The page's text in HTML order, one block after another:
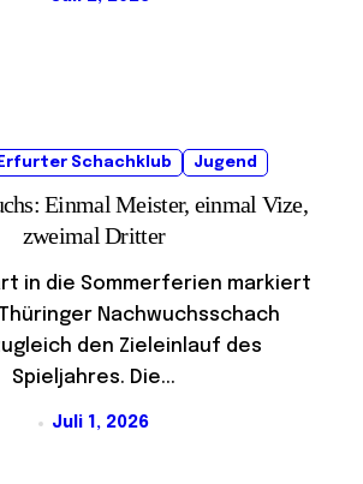
Erfurter Schachklub Jugend
Einmal Meister, einmal Vize,
zweimal Dritter
in die Sommerferien markiert
Nachwuchsschach
den Zieleinlauf des
Spieljahres. Die...
Juli 1, 2026